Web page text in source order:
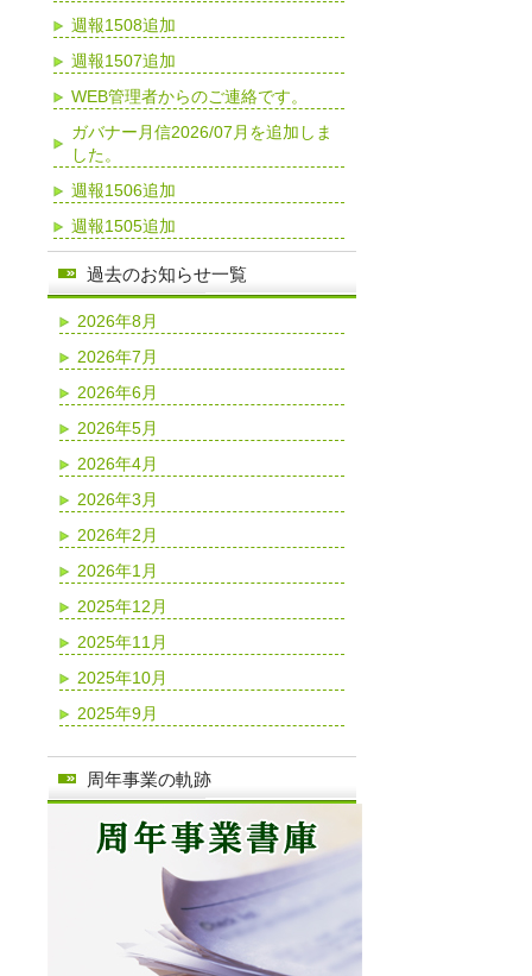
週報1508追加
週報1507追加
WEB管理者からのご連絡です。
ガバナー月信2026/07月を追加しま
した。
週報1506追加
週報1505追加
過去のお知らせ一覧
2026年8月
2026年7月
2026年6月
2026年5月
2026年4月
2026年3月
2026年2月
2026年1月
2025年12月
2025年11月
2025年10月
2025年9月
周年事業の軌跡